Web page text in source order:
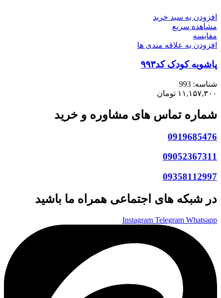
افزودن به سبد خرید
مشاهده سریع
مقایسه
افزودن به علاقه مندی ها
پاشویه کودک کد۹۹۳
شناسه: 993
۱۱,۱۵۷,۳۰۰ تومان
شماره تماس های مشاوره و خرید
0919685476
09052367311
09358112997
در شبکه های اجتماعی همراه ما باشید
Instagram Telegram Whatsapp